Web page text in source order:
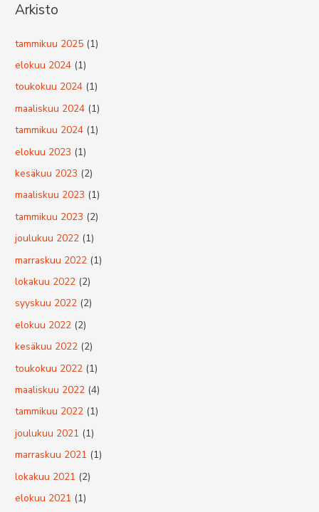
h
Arkisto
tammikuu 2025 (1)
elokuu 2024 (1)
toukokuu 2024 (1)
maaliskuu 2024 (1)
tammikuu 2024 (1)
elokuu 2023 (1)
kesäkuu 2023 (2)
maaliskuu 2023 (1)
tammikuu 2023 (2)
joulukuu 2022 (1)
marraskuu 2022 (1)
lokakuu 2022 (2)
syyskuu 2022 (2)
elokuu 2022 (2)
kesäkuu 2022 (2)
toukokuu 2022 (1)
maaliskuu 2022 (4)
tammikuu 2022 (1)
joulukuu 2021 (1)
marraskuu 2021 (1)
lokakuu 2021 (2)
elokuu 2021 (1)